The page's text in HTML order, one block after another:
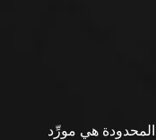
المحدودة هي مورِّد